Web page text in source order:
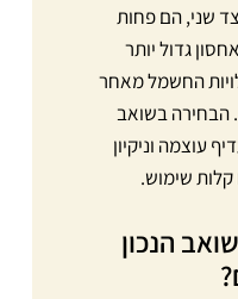
שני, הם פחות
גדול יותר
החשמל מאחר
הבחירה בשואב
עוצמה וניקיון
קלות שימוש.
הנכון